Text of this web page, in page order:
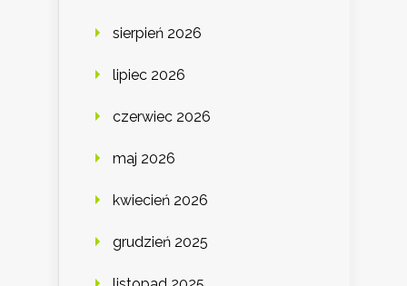
sierpień 2026
lipiec 2026
czerwiec 2026
maj 2026
kwiecień 2026
grudzień 2025